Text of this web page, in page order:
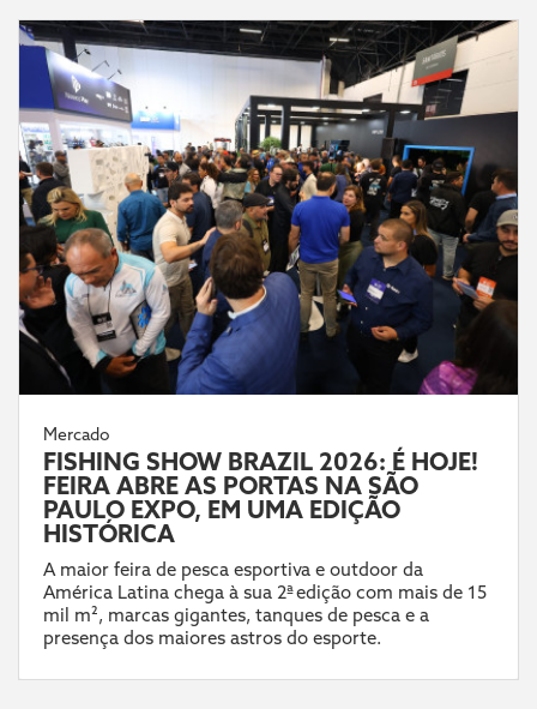
Mercado
FISHING SHOW BRAZIL 2026: É HOJE!
FEIRA ABRE AS PORTAS NA SÃO
PAULO EXPO, EM UMA EDIÇÃO
HISTÓRICA
A maior feira de pesca esportiva e outdoor da
América Latina chega à sua 2ª edição com mais de 15
mil m², marcas gigantes, tanques de pesca e a
presença dos maiores astros do esporte.